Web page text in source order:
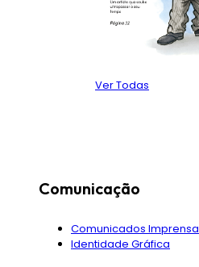
Ver Todas
Comunicação
Comunicados Imprensa
Identidade Gráfica